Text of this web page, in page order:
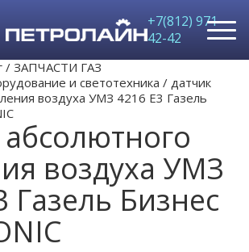
+7(812) 971-
42-42
/ ЗАПЧАСТИ ГАЗ
и светотехника / датчик
воздуха УМЗ 4216 Е3 Газель
воздуха УМЗ
Газель Бизнес